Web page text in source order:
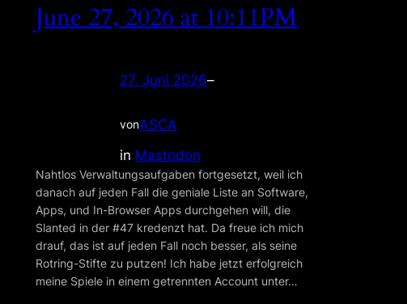
June 27, 2026 at 10:11PM
27. Juni 2026–
vonASCA
in Mastodon
Nahtlos Verwaltungsaufgaben fortgesetzt, weil ich
danach auf jeden Fall die geniale Liste an Software,
Apps, und In-Browser Apps durchgehen will, die
Slanted in der #47 kredenzt hat. Da freue ich mich
drauf, das ist auf jeden Fall noch besser, als seine
Rotring-Stifte zu putzen! Ich habe jetzt erfolgreich
meine Spiele in einem getrennten Account unter…